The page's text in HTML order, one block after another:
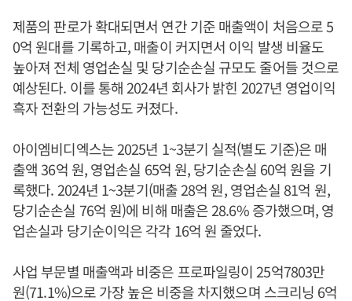
제품의 판로가 확대되면서 연간 기준 매출액이 처음으로 5
0억 원대를 기록하고, 매출이 커지면서 이익 발생 비율도
높아져 전체 영업손실 및 당기순손실 규모도 줄어들 것으로
예상된다. 이를 통해 2024년 회사가 밝힌 2027년 영업이익
흑자 전환의 가능성도 커졌다.
아이엠비디엑스는 2025년 1~3분기 실적(별도 기준)은 매
출액 36억 원, 영업손실 65억 원, 당기순손실 60억 원을 기
록했다. 2024년 1~3분기(매출 28억 원, 영업손실 81억 원,
당기순손실 76억 원)에 비해 매출은 28.6% 증가했으며, 영
업손실과 당기순이익은 각각 16억 원 줄었다.
사업 부문별 매출액과 비중은 프로파일링이 25억7803만
원(71.1%)으로 가장 높은 비중을 차지했으며 스크리닝 6억